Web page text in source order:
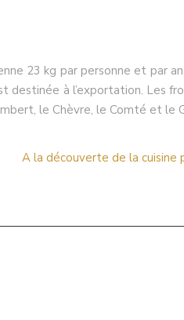
23 kg par personne et par
à l’exportation. Les
le Chèvre, le Comté et le
A la découverte de la cuisine